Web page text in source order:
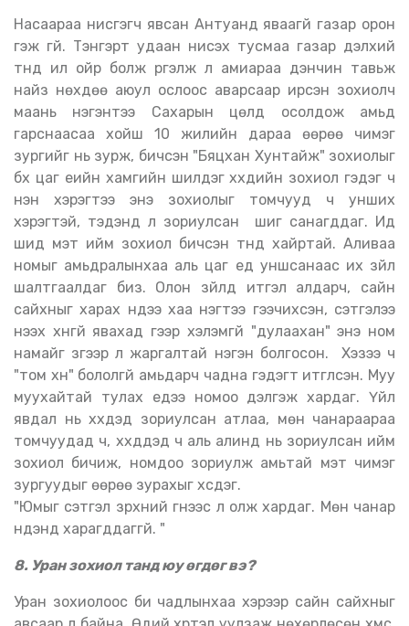
Насаараа нисгэгч явсан Антуанд яваагүй газар орон
гэж үгүй. Тэнгэрт удаан нисэх тусмаа газар дэлхий
түүнд илүү ойр болж үргэлж л амиараа дэнчин тавьж
найз нөхдөө аюул ослоос аварсаар ирсэн зохиолч
маань нэгэнтээ Сахарын цөлд осолдож амьд
гарснаасаа хойш 10 жилийн дараа өөрөө чимэг
зургийг нь зурж, бичсэн "Бяцхан Хунтайж" зохиолыг
бүх цаг үеийн хамгийн шилдэг хүүхдийн зохиол гэдэг ч
үнэн хэрэгтээ энэ зохиолыг томчууд ч унших
хэрэгтэй, тэдэнд л зориулсан шиг санагддаг. Ид
шид мэт ийм зохиол бичсэн түүнд хайртай. Аливаа
номыг амьдралынхаа аль цаг үед уншсанаас их зүйл
шалтгаалдаг биз. Олон зүйлд итгэл алдарч, сайн
сайхныг харах нүдээ хаа нэгтээ гээчихсэн, сэтгэлээ
нээх хүнгүй явахад үгээр хэлэмгүй "дулаахан" энэ ном
намайг зүгээр л жаргалтай нэгэн болгосон. Хэзээ ч
"том хүн" бололгүй амьдарч чадна гэдэгт итгүүлсэн. Муу
муухайтай тулах үедээ номоо дэлгэж хардаг. Үйл
явдал нь хүүхдэд зориулсан атлаа, мөн чанараараа
томчуудад ч, хүүхдүүдэд ч аль алинд нь зориулсан ийм
зохиол бичиж, номдоо зориулж амьтай мэт чимэг
зургуудыг өөрөө зурахыг хүсдэг.
"Юмыг сэтгэл зүрхний гүнээс л олж хардаг. Мөн чанар
нүдэнд харагддаггүй. "
8. Уран зохиол танд юу өгдөг вэ?
Уран зохиолоос би чадлынхаа хэрээр сайн сайхныг